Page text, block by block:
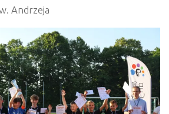
Andrzeja